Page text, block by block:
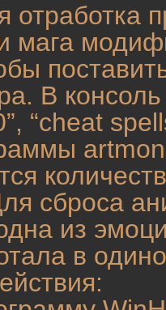
отработка
мага
В
“cheat
сброса
из
в